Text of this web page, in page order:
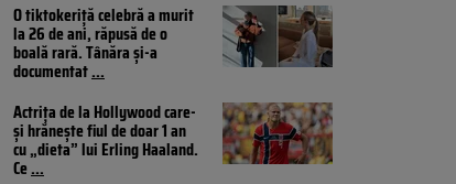
O tiktokeriță celebră a murit
la 26 de ani, răpusă de o
boală rară. Tânăra și-a
documentat...
Actrița de la Hollywood care-
și hrănește fiul de doar 1 an
cu „dieta” lui Erling Haaland.
Ce...